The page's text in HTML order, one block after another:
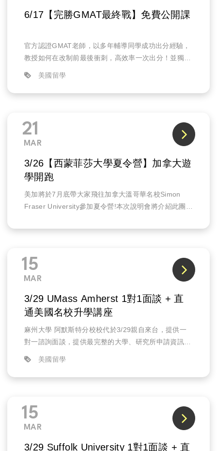
6/17【完勝GMAT最終戰】免費公開課
官方認證GMAT老師，以多年輔導同學成功出分經驗，
教授如何在改制前最後衝刺，高效率一次出分！並獨家
解析新制出題方向及各題型拿分要領！
美國留學
21
MAR
3/26【西蒙菲莎大學夏令營】加拿大遊
學開跑
美加將於7月底帶大家飛往加拿大溫哥華名校Simon
Fraser University參加夏令營!本次說明會將介紹此團的
憶，爸爸媽媽們...
15
MAR
3/29 UMass Amherst 1對1面談 + 直
通美國名校升學講座
麻州大學 阿默斯特分校校代於3/29親自來台，提供一
對一諮詢面談，提供最完整的大學、研究所申請資訊、
條件需求、以及說明攻讀該校科系如何幫助未來就業的
美國留學
15
MAR
3/29 Suffolk University 1對1面談 + 直